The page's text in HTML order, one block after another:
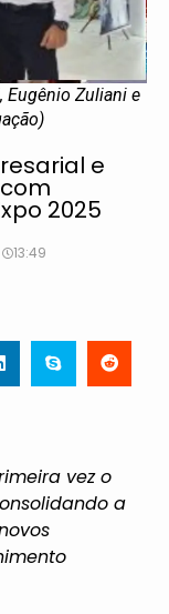
Eugênio Zuliani e
e
2025
13:49
vez o
a